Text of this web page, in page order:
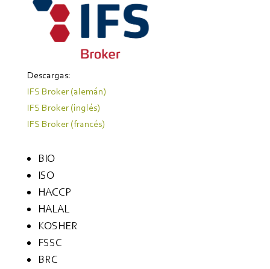
Descargas:
IFS Broker (alemán)
IFS Broker (inglés)
IFS Broker (francés)
BIO
ISO
HACCP
HALAL
KOSHER
FSSC
BRC